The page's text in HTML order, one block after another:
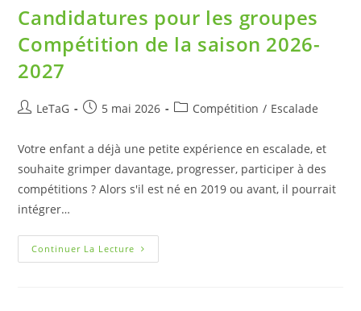
Candidatures pour les groupes
Compétition de la saison 2026-
2027
LeTaG 5 mai 2026 Compétition / Escalade
Votre enfant a déjà une petite expérience en escalade, et
souhaite grimper davantage, progresser, participer à des
compétitions ? Alors s'il est né en 2019 ou avant, il pourrait
intégrer…
Continuer La Lecture